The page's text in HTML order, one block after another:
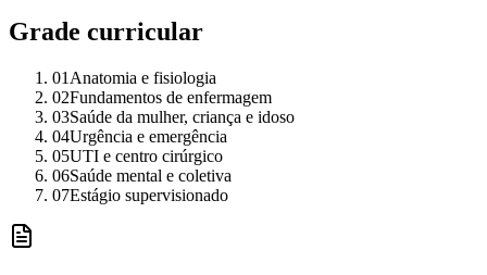
Grade curricular
01 Anatomia e fisiologia
02Fundamentos de enfermagem
03Saúde da mulher, criança e idoso
04Urgência e emergência
05UTI e centro cirúrgico
06Saúde mental e coletiva
07Estágio supervisionado